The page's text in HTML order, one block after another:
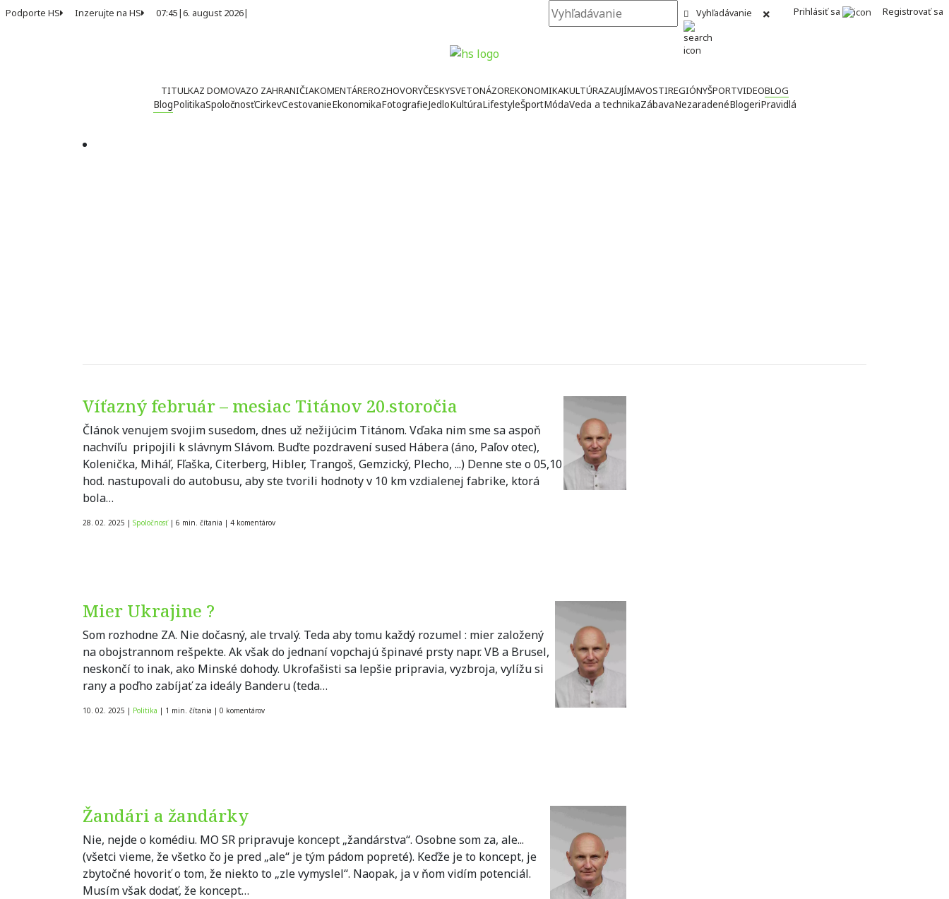
Podporte HS Inzerujte na HS 07:45|6. august 2026| Vyhľadávanie Prihlásiť sa Registrovať sa
TITULKAZ DOMOVAZO ZAHRANIČIAKOMENTÁREROZHOVORYČESKYSVETONÁZOREKONOMIKAKULTÚRAZAUJÍMAVOSTIREGIÓNYŠPORTVIDEOBLOG
BlogPolitikaSpoločnosťCirkevCestovanieEkonomikaFotografieJedloKultúraLifestyleŠportMódaVeda a technikaZábavaNezaradenéBlogeriPravidlá
Víťazný február – mesiac Titánov 20.storočia
Článok venujem svojim susedom, dnes už nežijúcim Titánom. Vďaka nim sme sa aspoň
nachvíľu pripojili k slávnym Slávom. Buďte pozdravení sused Hábera (áno, Paľov otec),
Kolenička, Miháľ, Fľaška, Citerberg, Hibler, Trangoš, Gemzický, Plecho, ...) Denne ste o 05,10
hod. nastupovali do autobusu, aby ste tvorili hodnoty v 10 km vzdialenej fabrike, ktorá
bola…
28. 02. 2025 | Spoločnosť | 6 min. čítania | 4 komentárov
Mier Ukrajine ?
Som rozhodne ZA. Nie dočasný, ale trvalý. Teda aby tomu každý rozumel : mier založený
na obojstrannom rešpekte. Ak však do jednaní vopchajú špinavé prsty napr. VB a Brusel,
neskončí to inak, ako Minské dohody. Ukrofašisti sa lepšie pripravia, vyzbroja, vylížu si
rany a poďho zabíjať za ideály Banderu (teda…
10. 02. 2025 | Politika | 1 min. čítania | 0 komentárov
Žandári a žandárky
Nie, nejde o komédiu. MO SR pripravuje koncept „žandárstva“. Osobne som za, ale...
(všetci vieme, že všetko čo je pred „ale“ je tým pádom popreté). Keďže je to koncept, je
zbytočné hovoriť o tom, že niekto to „zle vymyslel“. Naopak, ja v ňom vidím potenciál.
Musím však dodať, že koncept…